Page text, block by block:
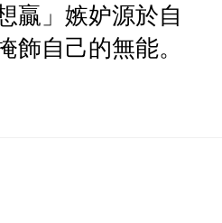
贏」嫉妒源於自
自己的無能。